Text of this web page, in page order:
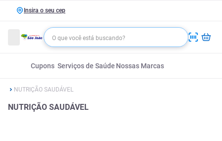
Insira o seu cep
Cupons Serviços de Saúde Nossas Marcas
NUTRIÇÃO SAUDÁVEL
NUTRIÇÃO SAUDÁVEL